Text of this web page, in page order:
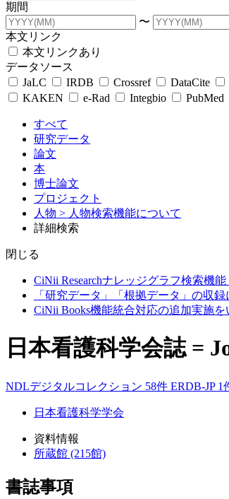
期間
〜
本文リンク
本文リンクあり
データソース
JaLC
IRDB Crossref DataCite
KAKEN
e-Rad Integbio PubMed
すべて
研究データ
論文
本
博士論文
プロジェクト
人物 > 人物検索機能について
詳細検索
閉じる
CiNii Researchナレッジグラフ検索機
「研究データ」「根拠データ」の収録
CiNii Books機能統合対応の追加実施を
日本看護科学会誌 =
NDLデジタルコレクション 58件 ERDB-JP 1
日本看護科学学会
資料情報
所蔵館 (215館)
書誌事項